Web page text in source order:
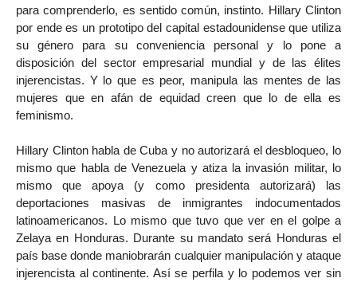
para comprenderlo, es sentido común, instinto. Hillary Clinton
por ende es un prototipo del capital estadounidense que utiliza
su género para su conveniencia personal y lo pone a
disposición del sector empresarial mundial y de las élites
injerencistas. Y lo que es peor, manipula las mentes de las
mujeres que en afán de equidad creen que lo de ella es
feminismo.
Hillary Clinton habla de Cuba y no autorizará el desbloqueo, lo
mismo que habla de Venezuela y atiza la invasión militar, lo
mismo que apoya (y como presidenta autorizará) las
deportaciones masivas de inmigrantes indocumentados
latinoamericanos. Lo mismo que tuvo que ver en el golpe a
Zelaya en Honduras. Durante su mandato será Honduras el
país base donde maniobrarán cualquier manipulación y ataque
injerencista al continente. Así se perfila y lo podemos ver sin